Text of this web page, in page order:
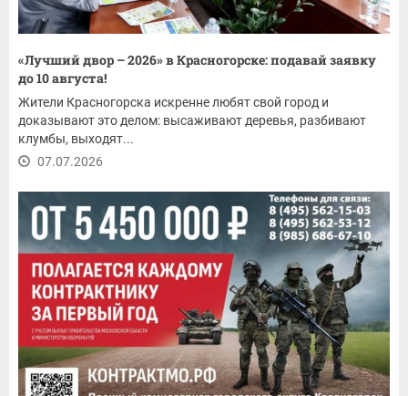
«Лучший двор – 2026» в Красногорске: подавай заявку
до 10 августа!
Жители Красногорска искренне любят свой город и
доказывают это делом: высаживают деревья, разбивают
клумбы, выходят...
07.07.2026